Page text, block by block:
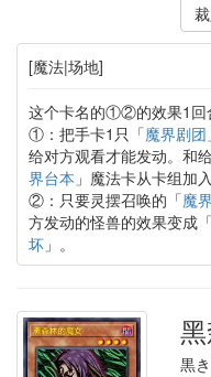
[魔法|场地]
这个卡名的①②的效果1回
①：把手卡1只「魔界剧团
给对方观看才能发动。和
界台本 」魔法卡从卡组加入
②：只要灵摆召唤的「魔
方发动的怪兽的效果变成「
坏」。
黒